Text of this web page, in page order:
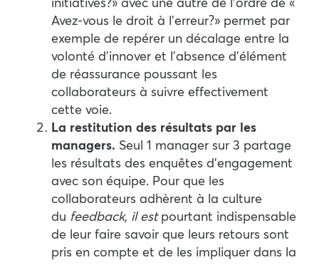
Avez-vous le droit à l’erreur ? » permet par
exemple de repérer un décalage entre la
volonté d’innover et l’absence d’élément
de réassurance poussant les
collaborateurs à suivre effectivement
cette voie.
La restitution des résultats par les
managers. Seul 1 manager sur 3 partage
les résultats des enquêtes d’engagement
avec son équipe. Pour que les
collaborateurs adhèrent à la culture
du feedback, il estpourtant indispensable
de leur faire savoir que leurs retours sont
pris en compte et de les impliquer dans la